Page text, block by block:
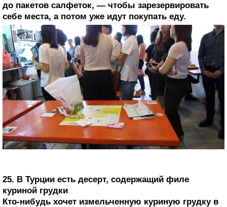
до пакетов салфеток, — чтобы зарезервировать
себе места, а потом уже идут покупать еду.
25. В Турции есть десерт, содержащий филе
куриной грудки
Кто-нибудь хочет измельченную куриную грудку в